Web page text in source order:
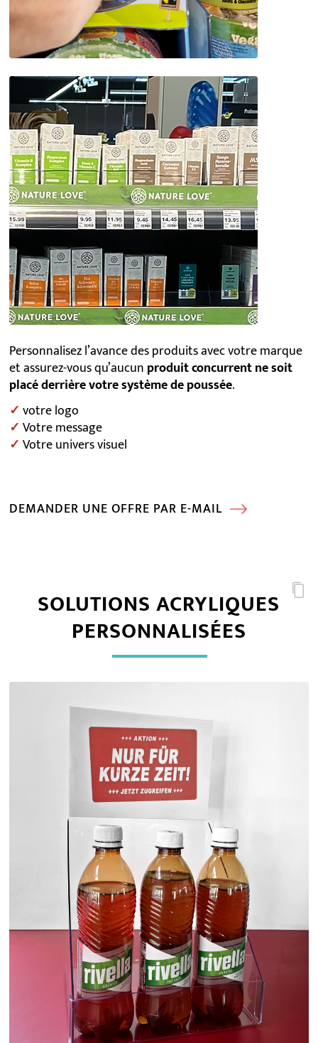
Personnalisez l’avance des produits avec votre marque
et assurez-vous qu’aucun produit concurrent ne soit
placé derrière votre système de poussée.
✓ votre logo
✓Votre message
✓Votre univers visuel
DEMANDER UNE OFFRE PAR E-MAIL
SOLUTIONS ACRYLIQUES
PERSONNALISÉES